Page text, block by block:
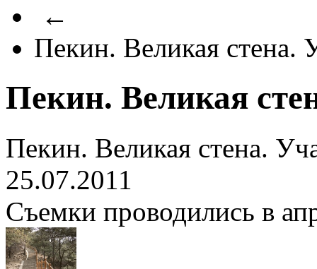
←
Пекин. Великая стена.
Пекин. Великая
Пекин. Великая стена.
25.07.2011
Съемки проводились в